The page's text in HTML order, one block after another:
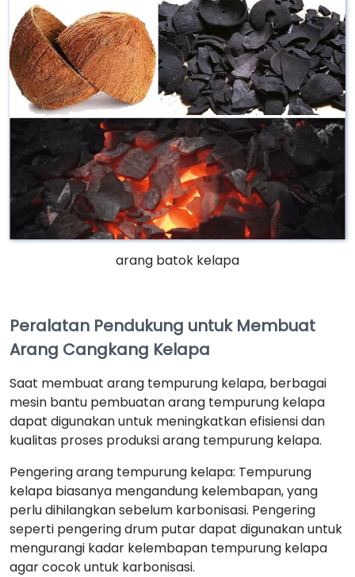
arang batok kelapa
Peralatan Pendukung untuk Membuat
Arang Cangkang Kelapa
Saat membuat arang tempurung kelapa, berbagai
mesin bantu pembuatan arang tempurung kelapa
dapat digunakan untuk meningkatkan efisiensi dan
kualitas proses produksi arang tempurung kelapa.
Pengering arang tempurung kelapa: Tempurung
kelapa biasanya mengandung kelembapan, yang
perlu dihilangkan sebelum karbonisasi. Pengering
seperti pengering drum putar dapat digunakan untuk
mengurangi kadar kelembapan tempurung kelapa
agar cocok untuk karbonisasi.